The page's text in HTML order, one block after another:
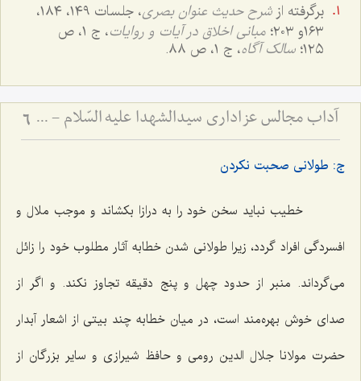
برگرفته از شرح حدیث عنوان بصری
، جلسات ١٤٩، ١٨٤،
١٦٣و ٢٠٣؛
مبانی اخلاق در آیات و روایات
، ج ١، ص
١٢٥؛ سالک آگاه، ج ١، ص ٨٨.
آداب مجالس عزاداری سیدالشهدا علیه السّلام - و دستورات بزرگان راجع به ماه‌های محرم و صفر 6
ج: طولانی صحبت نکردن
خطیب نباید سخن خود را به درازا بکشاند و موجب ملال و
افسردگی افراد گردد، زیرا طولانی شدن خطابه آثار مطلوب خود را زائل
می‌گرداند. منبر از حدود چهل و پنج دقیقه تجاوز نکند. و اگر از
صدای خوش بهره‌مند است، در میان خطابه چند بیتی از اشعار آبدار
حضرت مولانا جلال الدین رومی و حافظ شیرازی و سایر بزرگان از